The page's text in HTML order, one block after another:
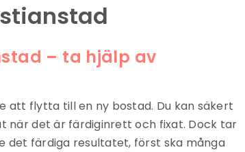
– ta hjälp av
att flytta till en ny bostad. Du kan säkert
när det är färdiginrett och fixat. Dock tar
det färdiga resultatet, först ska många